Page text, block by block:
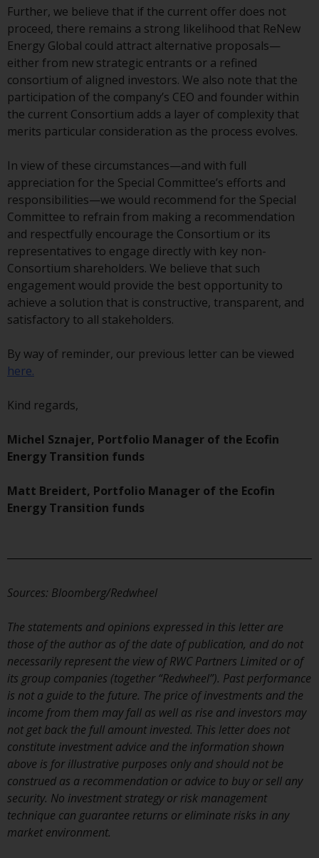
über die Verwalter alternativer
Investmentfonds (Richtlinie
2011/61/EU) sowie die
entsprechenden Regelungen, die
diese Regelungen in britisches
Recht umgesetzt und dann beim
Austritt des Vereinigten
Königreichs aus der Europäischen
jedoch zusätzliche Anforderungen
oder Formalitäten geben, die Ihre
Anlage verbieten.
Dementsprechend sind Sie
verpflichtet, sich über solche
Einschränkungen zu informieren
und diese zu beachten. Auf dieser
Website erwähnte Produkte oder
Dienstleistungen sind nur für den
Vertrieb in jenen
denen und an diejenigen
Dienstleistungen gestattet ist.
Schweiz
Die Informationen auf den
auf ausländische Organismen für
RWC Asset Management LLP oder
einem ihrer verbundenen
Unternehmen verwaltet werden
(die „von Redwheel verwalteten
Fonds“). Einige der von Redwheel
verwalteten Fonds, auf die auf
dieser Website verwiesen wird,
wurden nicht von der
Eidgenössischen
Finanzmarktaufsicht („FINMA“)
zugelassen und Anleger genießen
daher nicht den vollen
Anlegerschutz nach dem
Further, we believe that if the current offer does not
proceed, there remains a strong likelihood that ReNew
Energy Global could attract alternative proposals—
either from new strategic entrants or a refined
consortium of aligned investors. We also note that the
participation of the company’s CEO and founder within
the current Consortium adds a layer of complexity that
merits particular consideration as the process evolves.
In view of these circumstances—and with full
appreciation for the Special Committee’s efforts and
responsibilities—we would recommend for the Special
Committee to refrain from making a recommendation
and respectfully encourage the Consortium or its
representatives to engage directly with key non-
Consortium shareholders. We believe that such
engagement would provide the best opportunity to
achieve a solution that is constructive, transparent, and
satisfactory to all stakeholders.
By way of reminder, our previous letter can be viewed
here.
Kind regards,
Michel Sznajer, Portfolio Manager of the Ecofin
Energy Transition funds
Matt Breidert, Portfolio Manager of the Ecofin
Energy Transition funds
Sources: Bloomberg/Redwheel
The statements and opinions expressed in this letter are
those of the author as of the date of publication, and do not
necessarily represent the view of RWC Partners Limited or of
its group companies (together “Redwheel”). Past performance
is not a guide to the future. The price of investments and the
income from them may fall as well as rise and investors may
not get back the full amount invested. This letter does not
constitute investment advice and the information shown
above is for illustrative purposes only and should not be
construed as a recommendation or advice to buy or sell any
security. No investment strategy or risk management
technique can guarantee returns or eliminate risks in any
market environment.